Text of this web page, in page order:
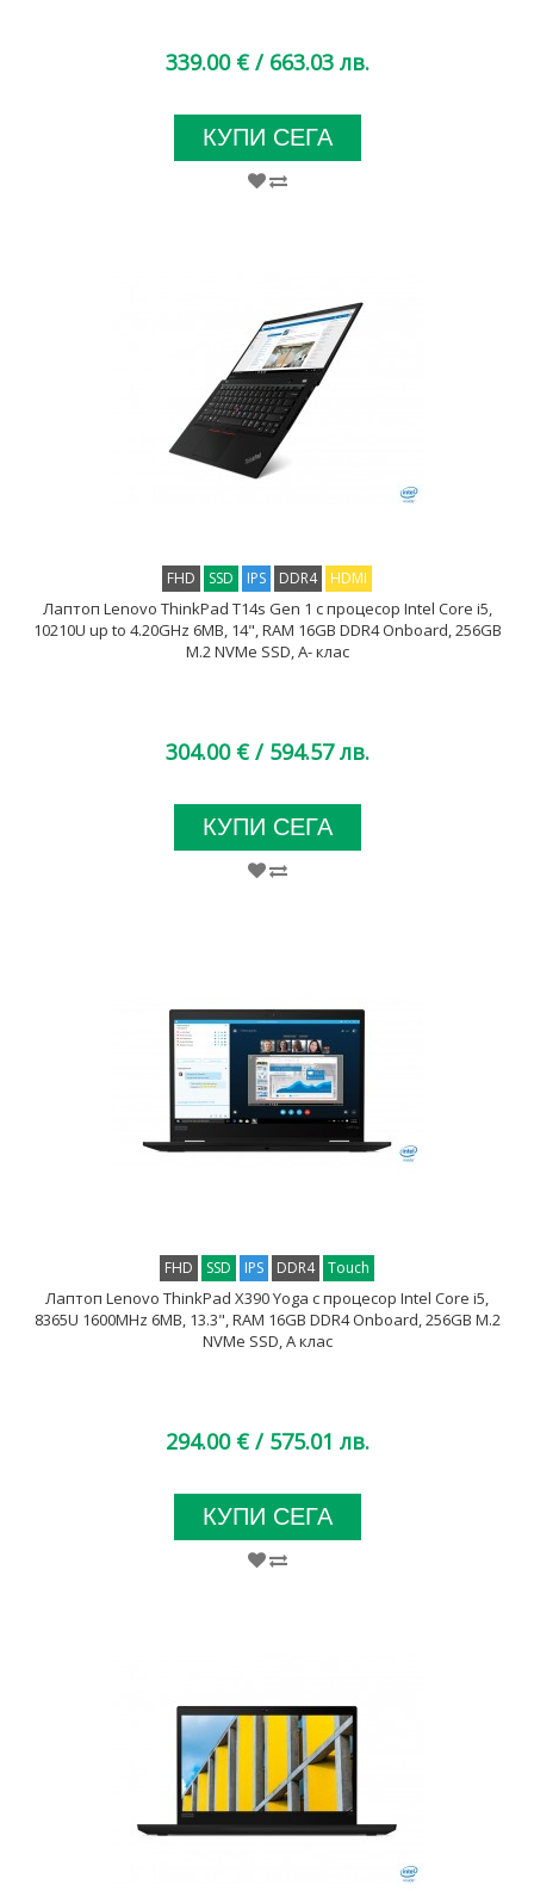
339.00 € / 663.03 лв.
КУПИ СЕГА
FHD SSD IPS DDR4 HDMI
Лаптоп Lenovo ThinkPad T14s Gen 1 с процесор Intel Core i5,
10210U up to 4.20GHz 6MB, 14", RAM 16GB DDR4 Onboard, 256GB
M.2 NVMe SSD, A- клас
304.00 € / 594.57 лв.
КУПИ СЕГА
FHD SSD IPS DDR4 Touch
Лаптоп Lenovo ThinkPad X390 Yoga с процесор Intel Core i5,
8365U 1600MHz 6MB, 13.3", RAM 16GB DDR4 Onboard, 256GB M.2
NVMe SSD, A клас
294.00 € / 575.01 лв.
КУПИ СЕГА